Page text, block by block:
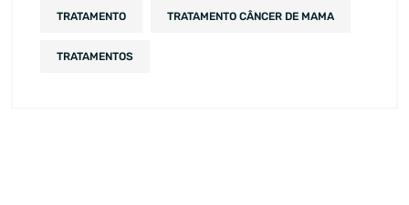
TRATAMENTO TRATAMENTO CÂNCER DE MAMA
TRATAMENTOS